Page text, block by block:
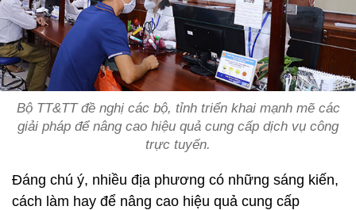
Bộ TT&TT đề nghị các bộ, tỉnh triển khai mạnh mẽ các
giải pháp để nâng cao hiệu quả cung cấp dịch vụ công
trực tuyến.
Đáng chú ý, nhiều địa phương có những sáng kiến,
cách làm hay để nâng cao hiệu quả cung cấp